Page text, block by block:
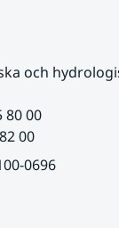
och
80 00
00
0696